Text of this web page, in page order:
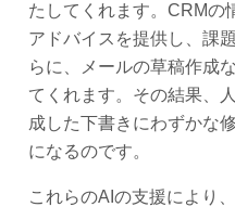
たしてくれます。CRMの
アドバイスを提供し、課
らに、メールの草稿作成
てくれます。その結果、
成した下書きにわずかな
になるのです。
これらのAIの支援により